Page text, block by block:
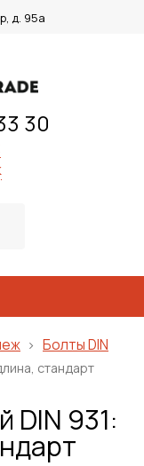
д. 95а
30
Болты DIN
стандарт
DIN 931: